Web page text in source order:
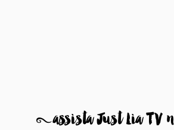
8assista Just Lia TV